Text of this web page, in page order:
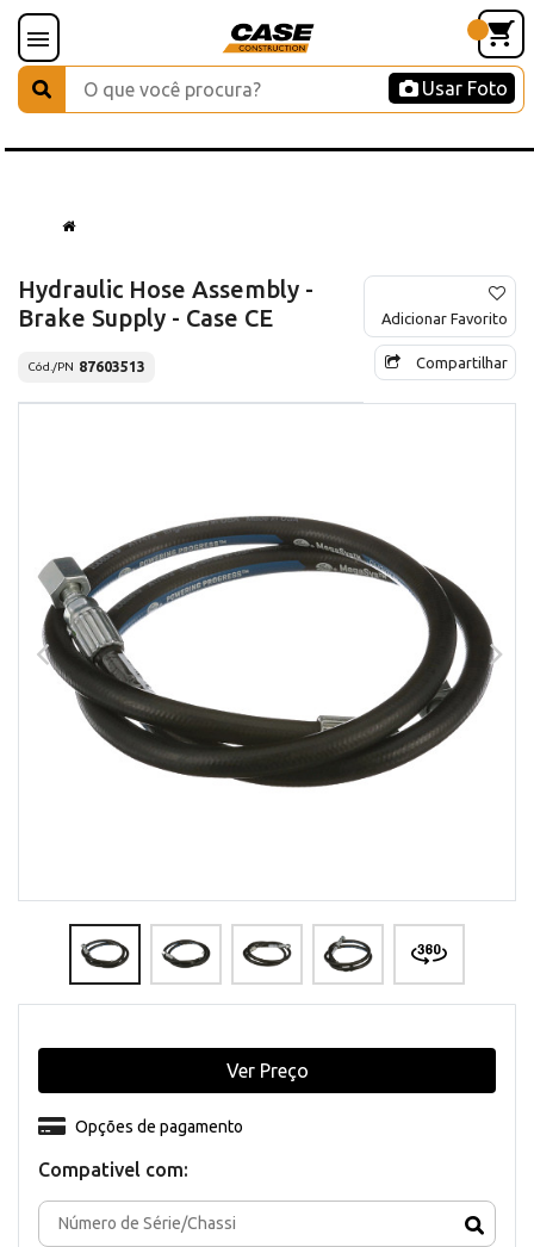
Usar Foto
Hydraulic Hose Assembly -
Brake Supply - Case CE
Cód./PN 87603513
Adicionar Favorito
Compartilhar
Compativel com:
Opções de pagamento
Ver Preço